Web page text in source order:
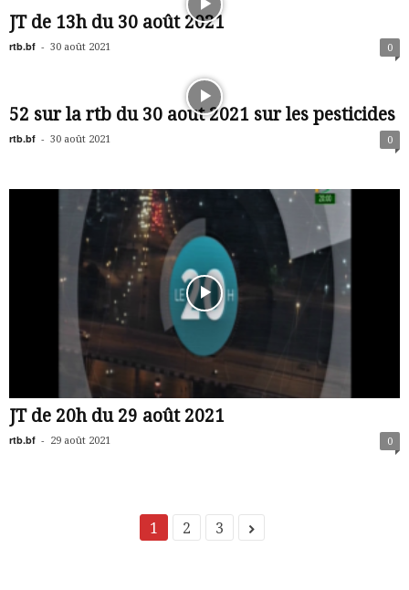
JT de 13h du 30 août 2021
rtb.bf - 30 août 2021 0
52 sur la rtb du 30 aout 2021 sur les pesticides
rtb.bf - 30 août 2021 0
JT de 20h du 29 août 2021
rtb.bf - 29 août 2021 0
1 2 3